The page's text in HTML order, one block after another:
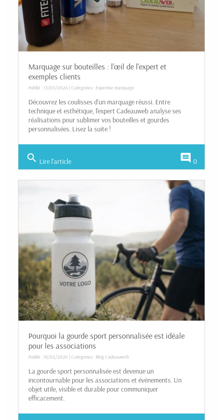
Marquage sur bouteilles : l'œil de l'expert et
exemples clients
Publié : 13/03/2026 | Catégories : Expertise marquage
Découvrez les coulisses d'un marquage réussi. Entre
technique et esthétique, l'expert Cadeauweb analyse ses
réalisations pour sublimer vos bouteilles et gourdes
personnalisées. Lisez la suite !
search Lire l'article comment 0
Pourquoi la gourde sport personnalisée est idéale
pour les associations
Publié : 18/02/2026 | Catégories : Blog Cadeauweb
La gourde sport personnalisée est devenue un
incontournable pour les associations et événements. Un
objet utile, visible et durable pour communiquer
efficacement.